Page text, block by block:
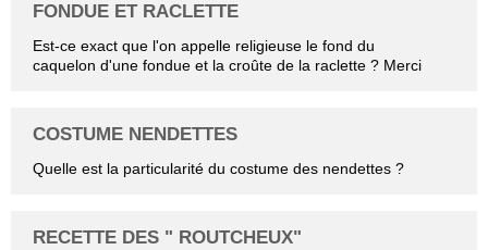
FONDUE ET RACLETTE
Est-ce exact que l'on appelle religieuse le fond du
caquelon d'une fondue et la croûte de la raclette ? Merci
COSTUME NENDETTES
Quelle est la particularité du costume des nendettes ?
RECETTE DES " ROUTCHEUX"